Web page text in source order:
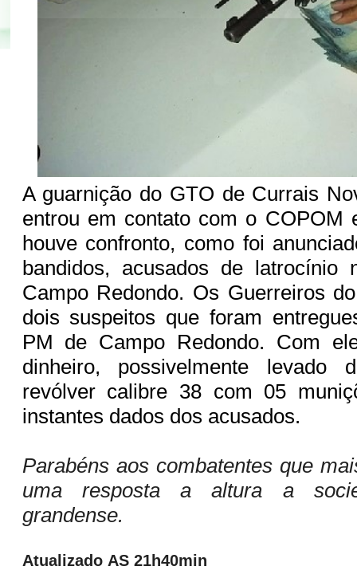
A guarnição do GTO de Currais
entrou em contato com o COPOM
houve confronto, como foi
bandidos, acusados de latrocínio
Campo Redondo. Os Guerreiros
dois suspeitos que foram
PM de Campo Redondo. Com
dinheiro, possivelmente
revólver calibre 38 com 05
instantes dados dos acusados.
Parabéns aos combatentes que
uma resposta a altura a
grandense.
AtualizadoAS 21h40min